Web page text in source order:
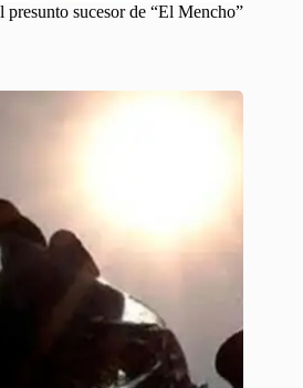
presunto sucesor de “El Mencho”